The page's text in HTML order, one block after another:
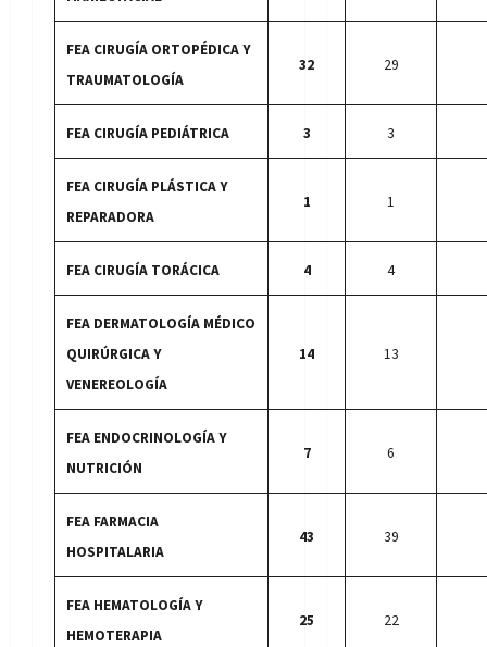
FEA CIRUGÍA ORTOPÉDICA Y
TRAUMATOLOGÍA
32 29
FEA CIRUGÍA PEDIÁTRICA 3 3
FEA CIRUGÍA PLÁSTICA Y
REPARADORA
1 1
FEA CIRUGÍA TORÁCICA 4 4
FEA DERMATOLOGÍA MÉDICO
QUIRÚRGICA Y
VENEREOLOGÍA
14 13
FEA ENDOCRINOLOGÍA Y
NUTRICIÓN
7 6
FEA FARMACIA
HOSPITALARIA
43 39
FEA HEMATOLOGÍA Y
HEMOTERAPIA
25 22